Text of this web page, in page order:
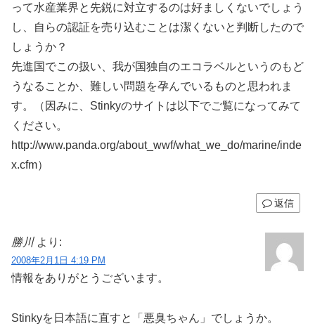
って水産業界と先鋭に対立するのは好ましくないでしょう
し、自らの認証を売り込むことは潔くないと判断したので
しょうか？
先進国でこの扱い、我が国独自のエコラベルというのもど
うなることか、難しい問題を孕んでいるものと思われま
す。（因みに、Stinkyのサイトは以下でご覧になってみて
ください。
http://www.panda.org/about_wwf/what_we_do/marine/inde
x.cfm）
返信
勝川 より:
2008年2月1日 4:19 PM
情報をありがとうございます。
Stinkyを日本語に直すと「悪臭ちゃん」でしょうか。